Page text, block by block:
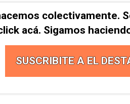
colectivamente.
acá. Sigamos
SUSCRIBITE A EL